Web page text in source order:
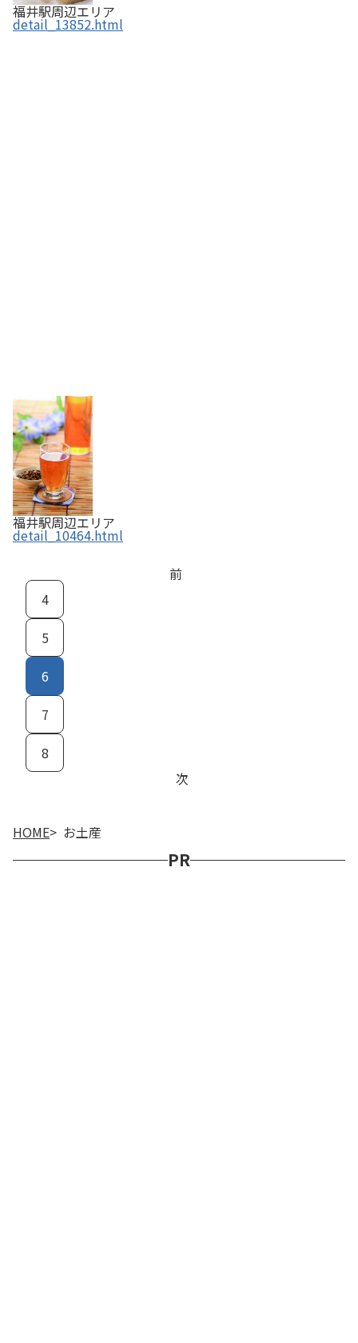
HOME お土産
福井駅周辺エリア
detail_13852.html
福井駅周辺エリア
detail_10464.html
前
4
5
6
7
8
次
PR